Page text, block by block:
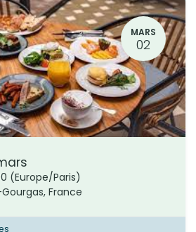
MARS
02
(Europe/Paris)
, France